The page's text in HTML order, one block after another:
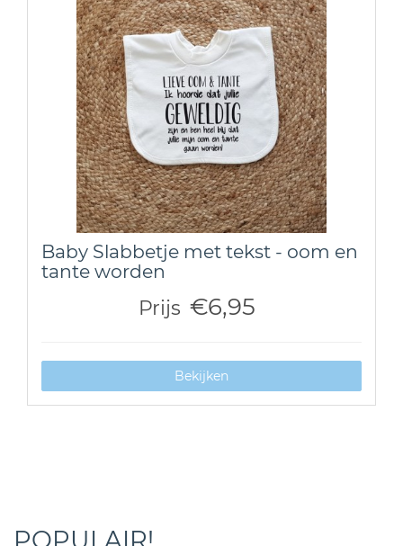
Baby Slabbetje met tekst - oom en
tante worden
Prijs €6,95
Bekijken